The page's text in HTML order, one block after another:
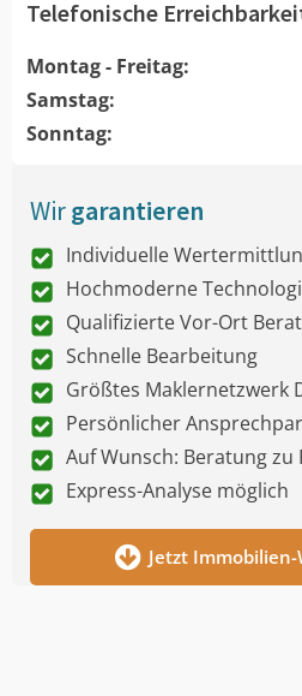
Telefonische
Montag - Freitag:
Samstag:
Sonntag:
Wirgarantieren
Individuelle
Hochmoderne
Qualifizierte Vor-Ort
Schnelle Bearbeitung
Größtes Maklernetzwerk
Persönlicher
Auf Wunsch: Beratung zu
Express-Analyse möglich
Jetzt